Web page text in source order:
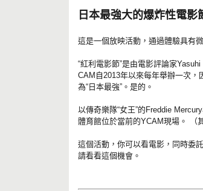
日本最強大的爆炸性電影
這是一個放映活動，通過體驗具有
“紅利電影節”是由電影評論家
CAM自2013年以來每年舉辦一次
為“日本最強”。是的。
以傳奇樂隊“女王”的Freddie
體育館位於當前的YCAM現場。 （
這個活動，你可以看電影，同時委
請看看這個機會。